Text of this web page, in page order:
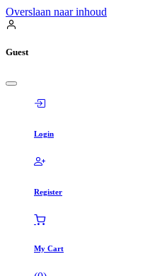
Overslaan naar inhoud
Guest
Login
Register
My Cart